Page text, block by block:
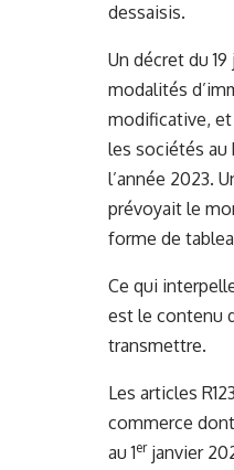
dessaisis.
Un décret du
modalités
modificative,
les sociétés au
l’année 2023.
prévoyait le
forme de
Ce qui
est le contenu
transmettre.
Les articles
commerce
au 1erjanvier